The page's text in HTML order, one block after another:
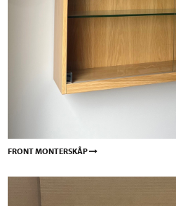
FRONT MONTERSKÅP